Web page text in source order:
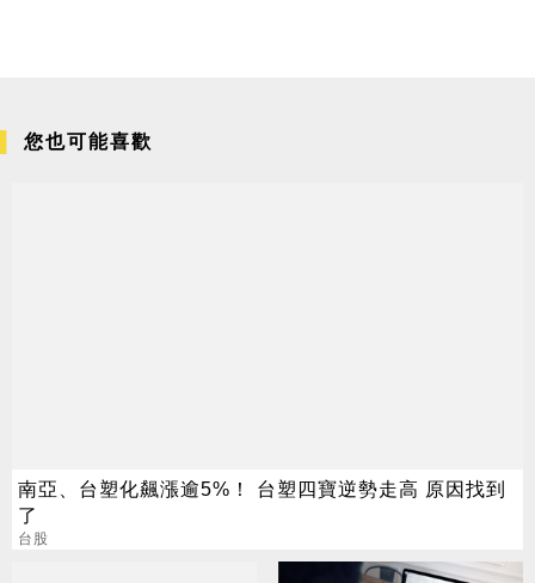
您也可能喜歡
南亞、台塑化飆漲逾5%！ 台塑四寶逆勢走高 原因找到
了
台股